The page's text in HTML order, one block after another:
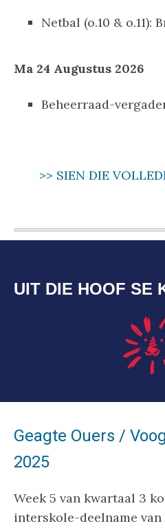
Netbal (o.10 & o.11):
Ma 24 Augustus 2026
Beheerraad-
>> SIEN DIE
UIT DIE HOOF SE
Geagte Ouers /
2025
Week 5 van kwartaal 3
interskole-deelname